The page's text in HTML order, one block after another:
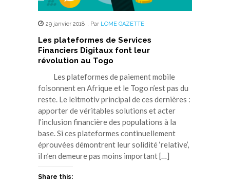
29 janvier 2018 , Par LOME GAZETTE
Les plateformes de Services
Financiers Digitaux font leur
révolution au Togo
Les plateformes de paiement mobile
foisonnent en Afrique et le Togo n’est pas du
reste. Le leitmotiv principal de ces dernières :
apporter de véritables solutions et acter
l’inclusion financière des populations à la
base. Si ces plateformes continuellement
éprouvées démontrent leur solidité ‘relative’,
il n’en demeure pas moins important […]
Share this: